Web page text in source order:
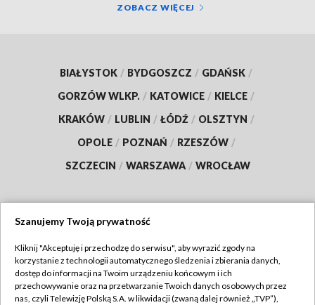
ZOBACZ WIĘCEJ
BIAŁYSTOK / BYDGOSZCZ / GDAŃSK /
GORZÓW WLKP. / KATOWICE / KIELCE /
KRAKÓW / LUBLIN / ŁÓDŹ / OLSZTYN /
OPOLE / POZNAŃ / RZESZÓW /
SZCZECIN / WARSZAWA / WROCŁAW
TVP
Abonament TVP
Regulamin TVP
Szanujemy Twoją prywatność
Kliknij "Akceptuję i przechodzę do serwisu", aby wyrazić zgody na
korzystanie z technologii automatycznego śledzenia i zbierania danych,
dostęp do informacji na Twoim urządzeniu końcowym i ich
przechowywanie oraz na przetwarzanie Twoich danych osobowych przez
nas, czyli Telewizję Polską S.A. w likwidacji (zwaną dalej również „TVP”),